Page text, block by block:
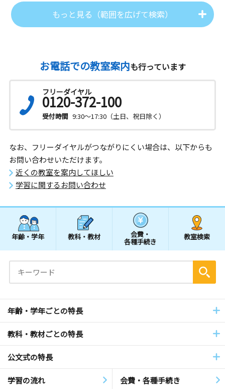
もっと見る（範囲を広げて検索）
お電話での教室案内も行っています
フリーダイヤル
0120-372-100
受付時間 9:30～17:30（土日、祝日除く）
なお、フリーダイヤルがつながりにくい場合は、以下からも
お問い合わせいただけます。
近くの教室を案内してほしい
学習に関するお問い合わせ
年齢・学年 教科・教材 会費・
各種手続き
教室検索
年齢・学年ごとの特長
教科・教材ごとの特長
公文式の特長
学習の流れ 会費・各種手続き